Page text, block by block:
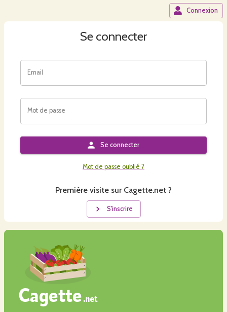
Connexion
Se connecter
Email
Mot de passe
Se connecter
Mot de passe oublié ?
Première visite sur Cagette.net ?
S'inscrire